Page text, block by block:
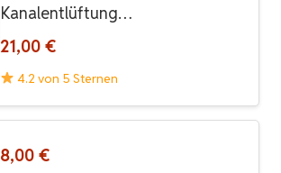
Kanalentlüftung…
21,00 €
4.2 von 5 Sternen
8,00 €